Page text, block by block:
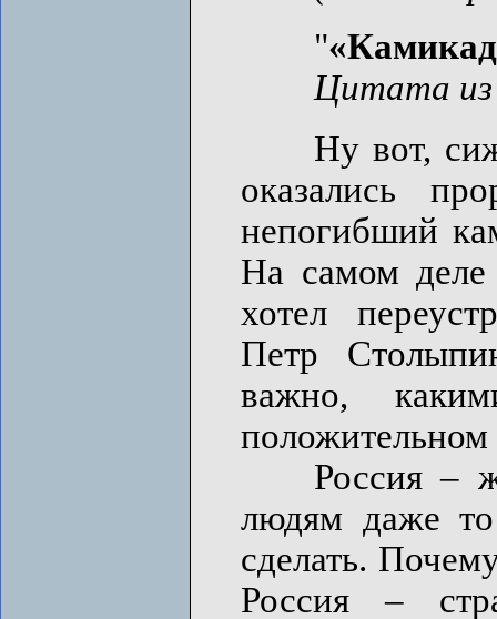
"
Цитата из
Ну вот, сижу
оказались
непогибший
На самом деле
хотел
Петр
важно,
положительном
Россия –
людям даже
сделать.
Россия –